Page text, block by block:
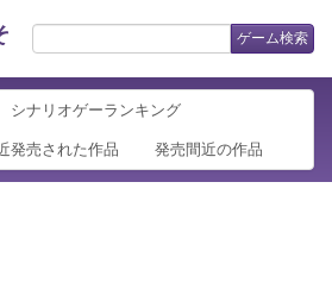
ゲーム検索
シナリオゲーランキング
発売された作品 発売間近の作品